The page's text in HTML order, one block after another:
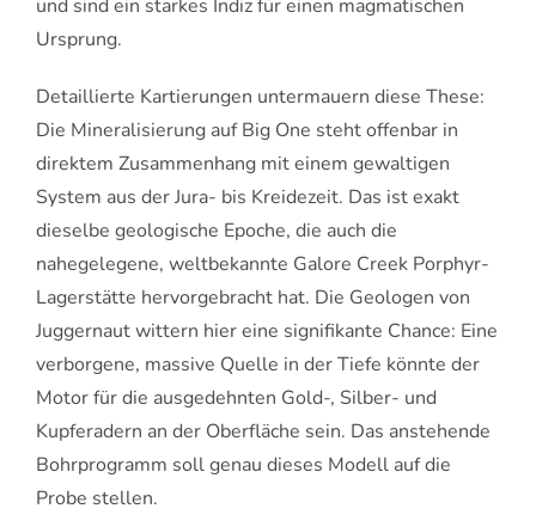
und sind ein starkes Indiz für einen magmatischen
Ursprung.
Detaillierte Kartierungen untermauern diese These:
Die Mineralisierung auf Big One steht offenbar in
direktem Zusammenhang mit einem gewaltigen
System aus der Jura- bis Kreidezeit. Das ist exakt
dieselbe geologische Epoche, die auch die
nahegelegene, weltbekannte Galore Creek Porphyr-
Lagerstätte hervorgebracht hat. Die Geologen von
Juggernaut wittern hier eine signifikante Chance: Eine
verborgene, massive Quelle in der Tiefe könnte der
Motor für die ausgedehnten Gold-, Silber- und
Kupferadern an der Oberfläche sein. Das anstehende
Bohrprogramm soll genau dieses Modell auf die
Probe stellen.